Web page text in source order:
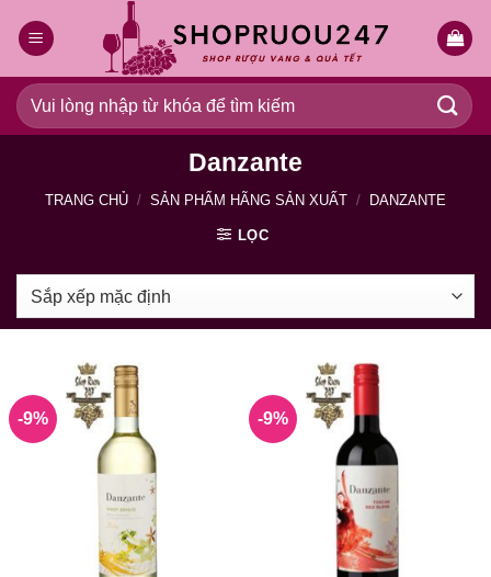
qua
dung
Tìm
kiếm:
Danzante
TRANG CHỦ / SẢN PHẨM HÃNG SẢN XUẤT / DANZANTE
LỌC
-9% -9%